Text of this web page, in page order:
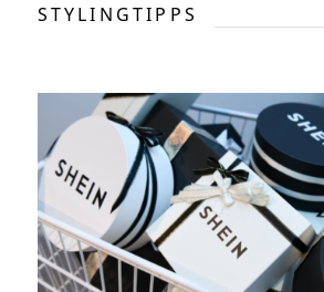
STYLINGTIPPS